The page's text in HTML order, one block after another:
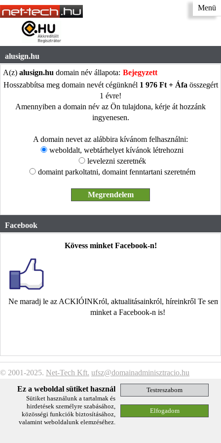
Menü
alusign.hu
A(z) alusign.hu domain név állapota: Bejegyzett
Hosszabbítsa meg domain nevét cégünknél 1 976 Ft + Áfa összegért
1 évre!
Amennyiben a domain név az Ön tulajdona, kérje át hozzánk
ingyenesen.
A domain nevet az alábbira kívánom felhasználni:
weboldalt, webtárhelyet kívánok létrehozni
levelezni szeretnék
domaint parkoltatni, domaint fenntartani szeretném
Facebook
Kövess minket Facebook-n!
Ne maradj le az ACKIÓINKról, aktualitásainkról, híreinkről Te
minket a Facebook-n is!
© 2001-2025. Net-Tech Kft. ufsz@domainadminisztracio.hu
Ez a weboldal sütiket használ
Sütiket használunk a tartalmak és
hirdetések személyre szabásához,
közösségi funkciók biztosításához,
valamint weboldalunk elemzéséhez.